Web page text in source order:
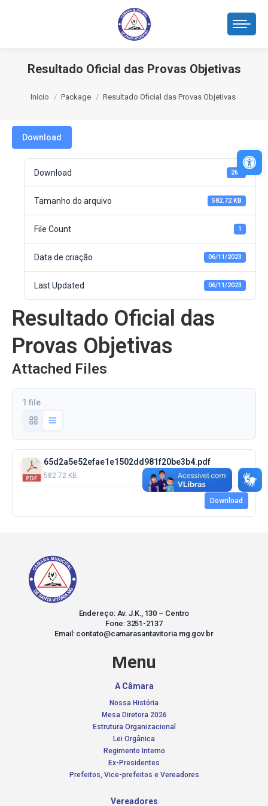
Resultado Oficial das Provas Objetivas
Início Package Resultado Oficial das Provas Objetivas
Download
Download 287
Tamanho do arquivo 582.72 KB
File Count 1
Data de criação 06/11/2023
Last Updated 06/11/2023
Resultado Oficial das
Provas Objetivas
Attached Files
1 file
65d2a5e52efae1e1502dd981f20be3b4.pdf
582.72 KB
Download
Endereço: Av. J.K., 130 – Centro
Fone: 3251-2137
Email: contato@camarasantavitoria.mg.gov.br
Menu
A Câmara
Nossa História
Mesa Diretora 2026
Estrutura Organizacional
Lei Orgânica
Regimento Interno
Ex-Presidentes
Prefeitos, Vice-prefeitos e Vereadores
Vereadores